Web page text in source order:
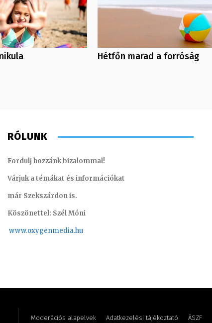
Hétfőn marad a forróság
Turi
RÓLUNK
Fordulj hozzánk bizalommal!
Várjuk a témákat és információkat
már Szekszárdon is.
Köszönettel: Szél Móni
www.oxygenmedia.hu
Moderációs alapelvek Adatkezelési tájékoztató ÁSZF